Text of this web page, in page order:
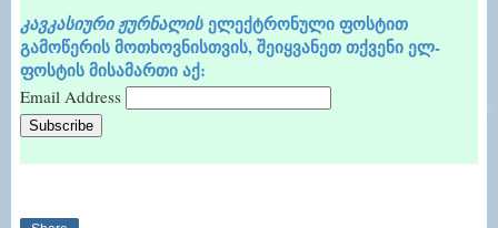
კავკასიური ჟურნალისელექტრონული ფოსტით
გამოწერის მოთხოვნისთვის, შეიყვანეთ თქვენი ელ-
ფოსტის მისამართი აქ:
Email Address